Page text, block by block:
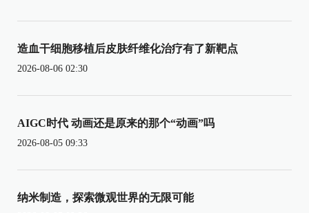
造血干细胞移植后皮肤纤维化治疗有了新靶点
2026-08-06 02:30
AIGC时代 动画还是原来的那个“动画”吗
2026-08-05 09:33
纳米制造，探索微观世界的无限可能